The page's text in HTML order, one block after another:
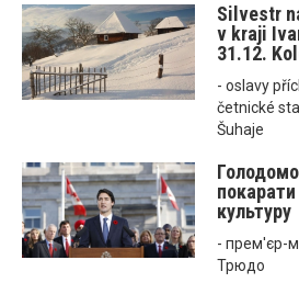
Silvestr
v kraji
31.12.
- oslavy
četnické
Šuhaje
покарати
культуру
- прем'єр-
Трюдо